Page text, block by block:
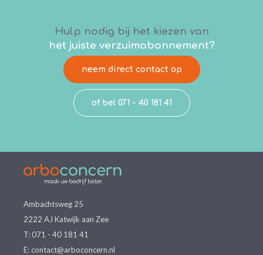
Hulp nodig bij het kiezen van
het juiste verzuimabonnement?
neem direct contact op
of bel 071 - 40 181 41
Ambachtsweg 25
2222 AJ Katwijk aan Zee
T: 071 - 40 181 41
E: contact@arboconcern.nl